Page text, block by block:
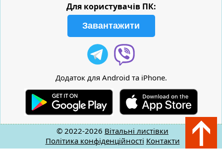
Для користувачів ПК:
Завантажити
Додаток для Android та iPhone.
© 2022-2026 Вітальні листівки
Політика конфіденційності Контакти